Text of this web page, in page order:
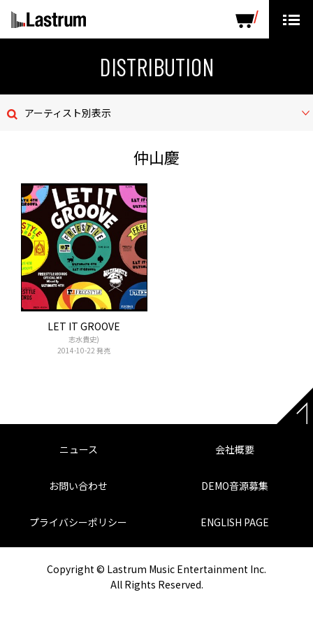
LABEL PRODUCTS
デモテープ
プライバシーポリシー
ENGLISH PAGE
DISTRIBUTION
アーティスト別表示
仲山慶
LET IT GROOVE
志水貴史)
2014-10-22 発売
ニュース 会社概要
お問い合わせ DEMO音源募集
プライバシーポリシー ENGLISH PAGE
Copyright © Lastrum Music Entertainment Inc.
All Rights Reserved.